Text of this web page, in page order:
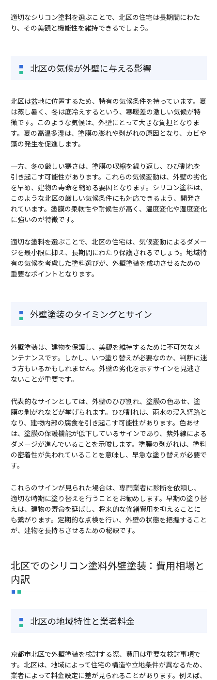
適切なシリコン塗料を選ぶことで、北区の住宅は長期間にわた
り、その美観と機能性を維持できるでしょう。
北区の気候が外壁に与える影響
北区は盆地に位置するため、特有の気候条件を持っています。夏
は蒸し暑く、冬は底冷えするという、寒暖差の激しい気候が特
徴です。このような気候は、外壁にとって大きな負担となりま
す。夏の高温多湿は、塗膜の膨れや剥がれの原因となり、カビや
藻の発生を促進します。
一方、冬の厳しい寒さは、塗膜の収縮を繰り返し、ひび割れを
引き起こす可能性があります。これらの気候変動は、外壁の劣化
を早め、建物の寿命を縮める要因となります。シリコン塗料は、
このような北区の厳しい気候条件にも対応できるよう、開発さ
れています。塗膜の柔軟性や耐候性が高く、温度変化や湿度変化
に強いのが特徴です。
適切な塗料を選ぶことで、北区の住宅は、気候変動によるダメー
ジを最小限に抑え、長期間にわたり保護されるでしょう。地域特
有の気候を考慮した塗料選びが、外壁塗装を成功させるための
重要なポイントとなります。
外壁塗装のタイミングとサイン
外壁塗装は、建物を保護し、美観を維持するために不可欠なメ
ンテナンスです。しかし、いつ塗り替えが必要なのか、判断に迷
う方もいるかもしれません。外壁の劣化を示すサインを見逃さ
ないことが重要です。
代表的なサインとしては、外壁のひび割れ、塗膜の色あせ、塗
膜の剥がれなどが挙げられます。ひび割れは、雨水の浸入経路と
なり、建物内部の腐食を引き起こす可能性があります。色あせ
は、塗膜の保護機能が低下しているサインであり、紫外線による
ダメージが進んでいることを示唆します。塗膜の剥がれは、塗料
の密着性が失われていることを意味し、早急な塗り替えが必要で
す。
これらのサインが見られた場合は、専門業者に診断を依頼し、
適切な時期に塗り替えを行うことをお勧めします。早期の塗り替
えは、建物の寿命を延ばし、将来的な修繕費用を抑えることに
も繋がります。定期的な点検を行い、外壁の状態を把握すること
が、建物を長持ちさせるための秘訣です。
北区でのシリコン塗料外壁塗装：費用相場と
内訳
北区の地域特性と業者料金
京都市北区で外壁塗装を検討する際、費用は重要な検討事項で
す。北区は、地域によって住宅の構造や立地条件が異なるため、
業者によって料金設定に差が見られることがあります。例えば、